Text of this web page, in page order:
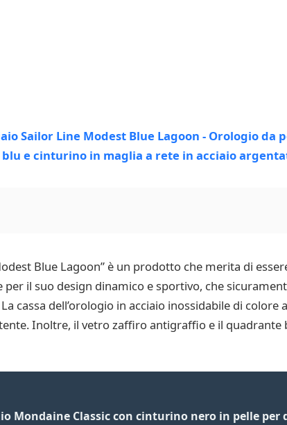
Blue Lagoon” è un prodotto che merita di
il suo design dinamico e sportivo, che
cassa dell’orologio in acciaio inossidabile di colore
Inoltre, il vetro zaffiro antigraffio e il quadrante
Mondaine Classic con cinturino nero in pelle per